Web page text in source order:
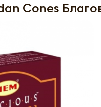
Cones